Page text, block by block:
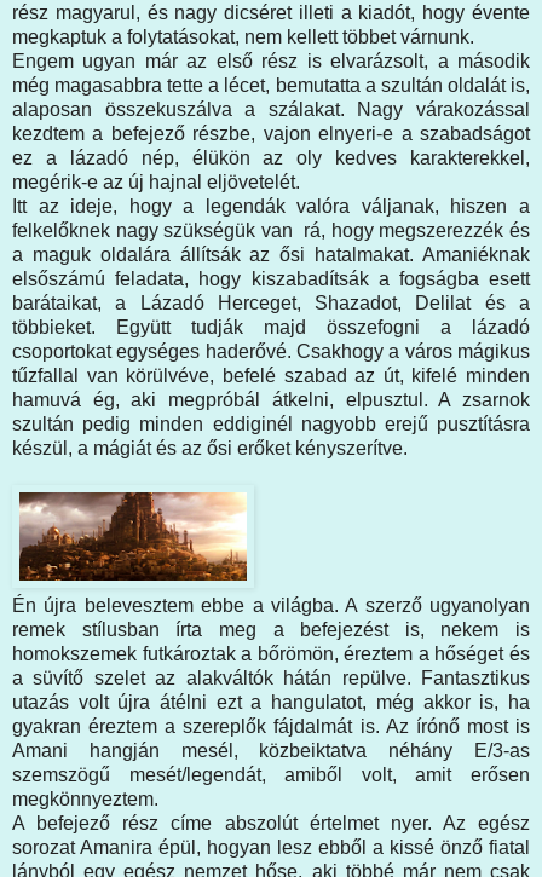
rész magyarul, és nagy dicséret illeti a kiadót, hogy évente
megkaptuk a folytatásokat, nem kellett többet várnunk.
Engem ugyan már az első rész is elvarázsolt, a második
még magasabbra tette a lécet, bemutatta a szultán oldalát is,
alaposan összekuszálva a szálakat. Nagy várakozással
kezdtem a befejező részbe, vajon elnyeri-e a szabadságot
ez a lázadó nép, élükön az oly kedves karakterekkel,
megérik-e az új hajnal eljövetelét.
Itt az ideje, hogy a legendák valóra váljanak, hiszen a
felkelőknek nagy szükségük van rá, hogy megszerezzék és
a maguk oldalára állítsák az ősi hatalmakat. Amaniéknak
elsőszámú feladata, hogy kiszabadítsák a fogságba esett
barátaikat, a Lázadó Herceget, Shazadot, Delilat és a
többieket. Együtt tudják majd összefogni a lázadó
csoportokat egységes haderővé. Csakhogy a város mágikus
tűzfallal van körülvéve, befelé szabad az út, kifelé minden
hamuvá ég, aki megpróbál átkelni, elpusztul. A zsarnok
szultán pedig minden eddiginél nagyobb erejű pusztításra
készül, a mágiát és az ősi erőket kényszerítve.
Én újra belevesztem ebbe a világba. A szerző ugyanolyan
remek stílusban írta meg a befejezést is, nekem is
homokszemek futkároztak a bőrömön, éreztem a hőséget és
a süvítő szelet az alakváltók hátán repülve. Fantasztikus
utazás volt újra átélni ezt a hangulatot, még akkor is, ha
gyakran éreztem a szereplők fájdalmát is. Az írónő most is
Amani hangján mesél, közbeiktatva néhány E/3-as
szemszögű mesét/legendát, amiből volt, amit erősen
megkönnyeztem.
A befejező rész címe abszolút értelmet nyer. Az egész
sorozat Amanira épül, hogyan lesz ebből a kissé önző fiatal
lányból egy egész nemzet hőse, aki többé már nem csak